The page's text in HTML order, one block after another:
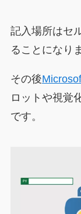
記入場所はセ
ることになり
その後
ロットや視覚
です。